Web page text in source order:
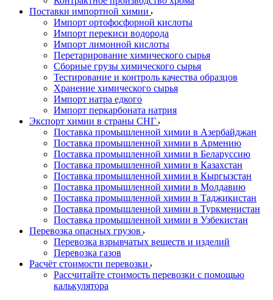
Поставки импортной химии
Импорт ортофосфорной кислоты
Импорт перекиси водорода
Импорт лимонной кислоты
Перетарирование химического сырья
Сборные грузы химического сырья
Тестирование и контроль качества образцов
Хранение химического сырья
Импорт натра едкого
Импорт перкарбоната натрия
Экспорт химии в страны СНГ
Поставка промышленной химии в Азербайджан
Поставка промышленной химии в Армению
Поставка промышленной химии в Беларуссию
Поставка промышленной химии в Казахстан
Поставка промышленной химии в Кыргызстан
Поставка промышленной химии в Молдавию
Поставка промышленной химии в Таджикистан
Поставка промышленной химии в Туркменистан
Поставка промышленной химии в Узбекистан
Перевозка опасных грузов
Перевозка взрывчатых веществ и изделий
Перевозка газов
Расчёт стоимости перевозки
Рассчитайте стоимость перевозки с помощью
калькулятора